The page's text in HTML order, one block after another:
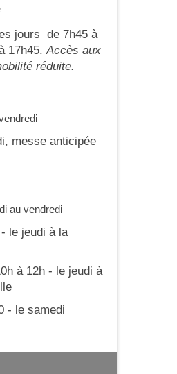
jours de 7h45 à
17h45.Accès aux
réduite.
messe anticipée
au vendredi
le jeudi à la
à 12h - le jeudi à
- le samedi